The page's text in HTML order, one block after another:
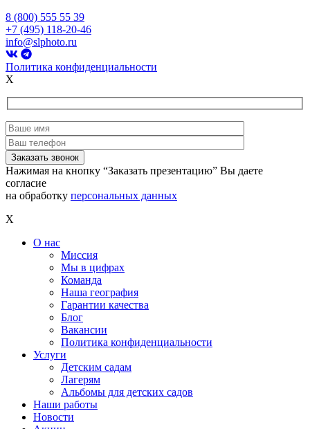
8 (800) 555 55 39
+7 (495) 118-20-46
info@slphoto.ru
Политика конфиденциальности
X
Нажимая на кнопку “Заказать презентацию” Вы даете
согласие
на обработку персональных данных
X
О нас
Миссия
Мы в цифрах
Команда
Наша география
Гарантии качества
Блог
Вакансии
Политика конфиденциальности
Услуги
Детским садам
Лагерям
Альбомы для детских садов
Наши работы
Новости